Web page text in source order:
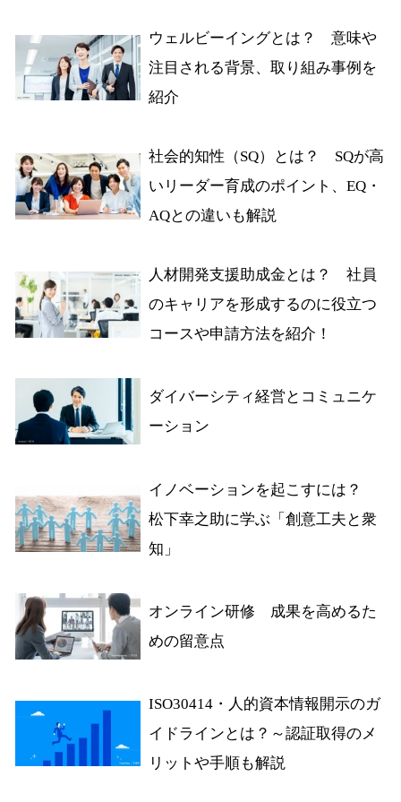
ウェルビーイングとは？ 意味や
注目される背景、取り組み事例を
紹介
社会的知性（SQ）とは？ SQが高
いリーダー育成のポイント、EQ・
AQとの違いも解説
人材開発支援助成金とは？ 社員
のキャリアを形成するのに役立つ
コースや申請方法を紹介！
ダイバーシティ経営とコミュニケ
ーション
イノベーションを起こすには？
松下幸之助に学ぶ「創意工夫と衆
知」
オンライン研修 成果を高めるた
めの留意点
ISO30414・人的資本情報開示のガ
イドラインとは？～認証取得のメ
リットや手順も解説